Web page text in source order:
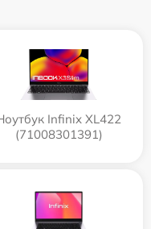
Infinix XL422
(71008301391)